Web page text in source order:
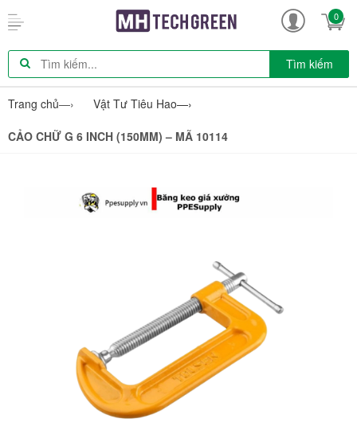
0
Tìm kiếm
Trang chủ—› Vật Tư Tiêu Hao—›
CẢO CHỮ G 6 INCH (150MM) – MÃ 10114